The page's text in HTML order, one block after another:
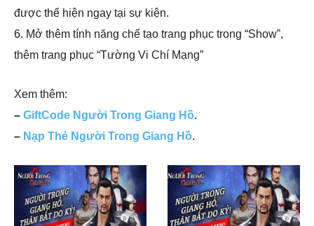
được thể hiện ngay tại sự kiện.
6. Mở thêm tính năng chế tạo trang phục trong “Show”,
thêm trang phục “Tường Vi Chí Mạng”
Xem thêm:
– GiftCode Người Trong Giang Hồ.
– Nạp Thẻ Người Trong Giang Hồ.